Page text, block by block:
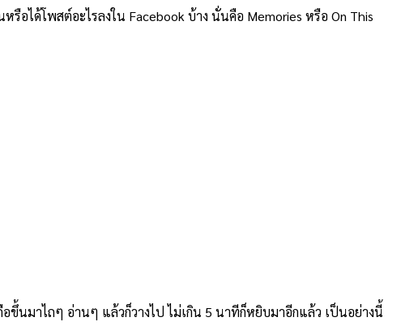
อได้โพสต์อะไรลงใน Facebook บ้าง นั่นคือ Memories หรือ On This
ขึ้นมาไถๆ อ่านๆ แล้วก็วางไป ไม่เกิน 5 นาทีก็หยิบมาอีกแล้ว เป็นอย่างนี้